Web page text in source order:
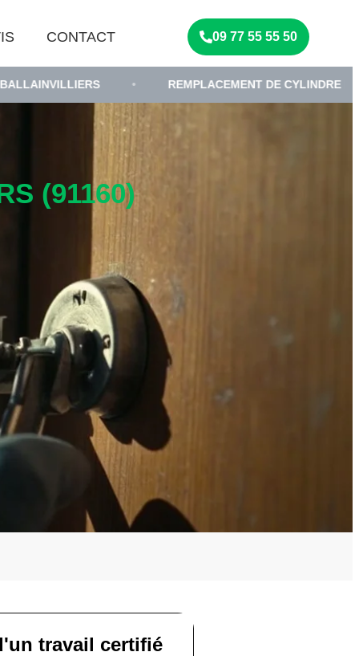
CONTACT 09 77 55 55 50
• REMPLACEMENT DE CYLINDRE DE SERRURE
(91160)
travail certifié